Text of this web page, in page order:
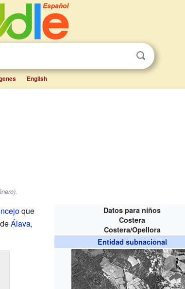
English
Datos para niños
Costera
Costera/Opellora
Entidad subnacional
que
Álava,